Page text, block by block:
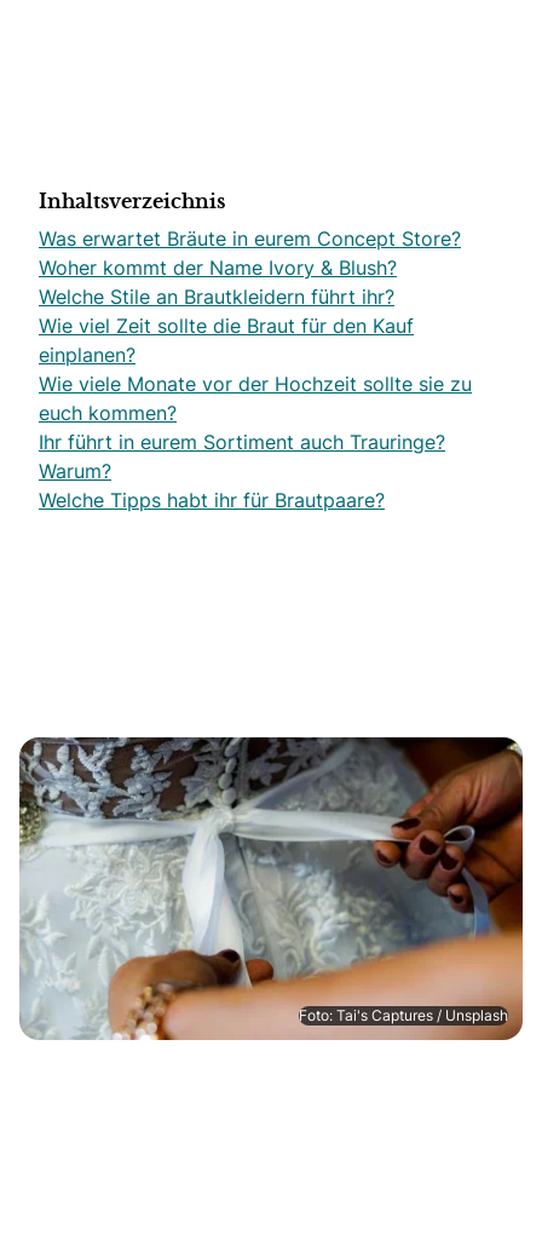
Inhaltsverzeichnis
Was erwartet Bräute in eurem Concept Store?
Woher kommt der Name Ivory & Blush?
Welche Stile an Brautkleidern führt ihr?
Wie viel Zeit sollte die Braut für den Kauf
einplanen?
Wie viele Monate vor der Hochzeit sollte sie zu
euch kommen?
Ihr führt in eurem Sortiment auch Trauringe?
Warum?
Welche Tipps habt ihr für Brautpaare?
Foto: Tai's Captures / Unsplash